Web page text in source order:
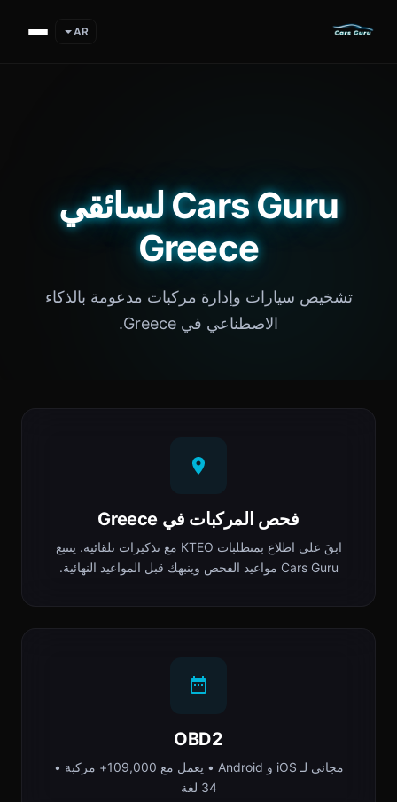
AR
Cars Guru لسائقي
Greece
تشخيص سيارات وإدارة مركبات مدعومة بالذكاء
الاصطناعي في Greece.
فحص المركبات في Greece
ابقَ على اطلاع بمتطلبات ΚΤΕΟ مع تذكيرات تلقائية. يتتبع
Cars Guru مواعيد الفحص وينبهك قبل المواعيد النهائية.
OBD2
مجاني لـ iOS و Android • يعمل مع 109,000+ مركبة •
34 لغة